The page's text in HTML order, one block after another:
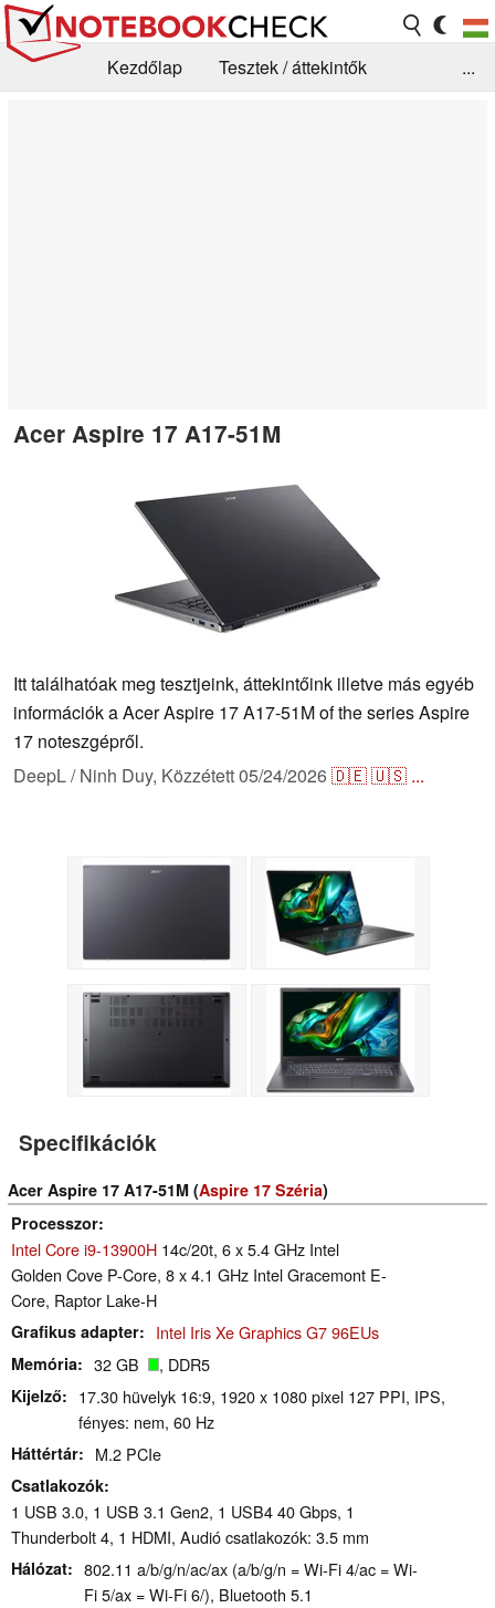
Kezdőlap
Tesztek / áttekintők
...
Acer Aspire 17 A17-51M
Itt találhatóak meg tesztjeink, áttekintőink illetve más egyéb
információk a Acer Aspire 17 A17-51M of the series Aspire
17 noteszgépről.
DeepL / Ninh Duy, Közzétett05/24/2026🇩🇪🇺🇸 ...
Specifikációk
Acer Aspire 17 A17-51M (Aspire 17 Széria)
Processzor
Intel Core i9-13900H 14c/20t, 6 x 5.4 GHz Intel
Golden Cove P-Core, 8 x 4.1 GHz Intel Gracemont E-
Core, Raptor Lake-H
Grafikus adapter Intel Iris Xe Graphics G7 96EUs
Memória 32 GB , DDR5
Kijelző
17.30 hüvelyk 16:9, 1920 x 1080 pixel 127 PPI, IPS,
fényes: nem, 60 Hz
Háttértár M.2 PCIe
Csatlakozók
1 USB 3.0, 1 USB 3.1 Gen2, 1 USB4 40 Gbps, 1
Thunderbolt 4, 1 HDMI, Audió csatlakozók: 3.5 mm
Hálózat
802.11 a/b/g/n/ac/ax (a/b/g/n = Wi-Fi 4/ac = Wi-
Fi 5/ax = Wi-Fi 6/), Bluetooth 5.1